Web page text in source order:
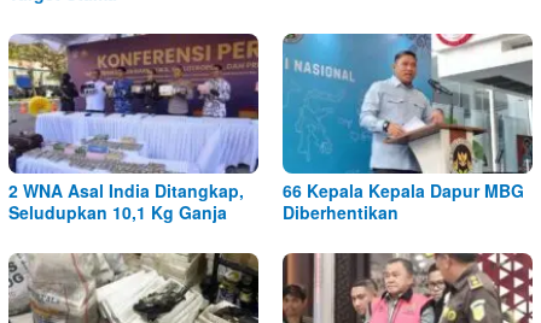
2 WNA Asal India Ditangkap,
Seludupkan 10,1 Kg Ganja
66 Kepala Kepala Dapur MBG
Diberhentikan